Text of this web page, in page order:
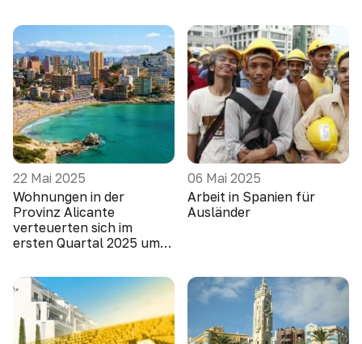
22 Mai 2025
Wohnungen in der
Provinz Alicante
verteuerten sich im
ersten Quartal 2025 um
06 Mai 2025
Arbeit in Spanien für
Ausländer